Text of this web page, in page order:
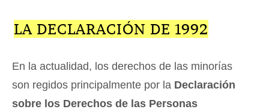
LA DECLARACIÓN DE 1992
En la actualidad, los derechos de las minorías
son regidos principalmente por la Declaración
sobre los Derechos de las Personas